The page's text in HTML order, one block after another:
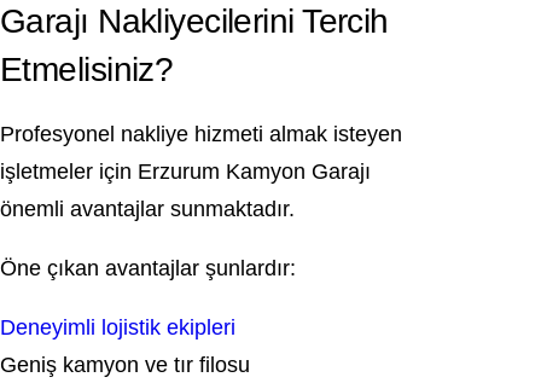
Garajı Nakliyecilerini Tercih
Etmelisiniz?
Profesyonel nakliye hizmeti almak isteyen
işletmeler için Erzurum Kamyon Garajı
önemli avantajlar sunmaktadır.
Öne çıkan avantajlar şunlardır:
Deneyimli lojistik ekipleri
Geniş kamyon ve tır filosu